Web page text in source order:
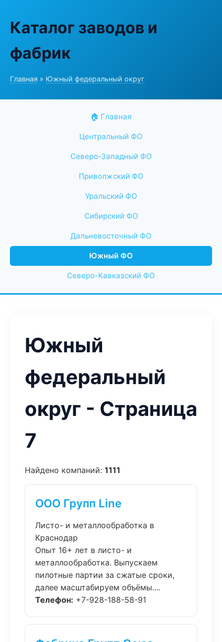
Каталог заводов и
фабрик
Главная » Южный федеральный округ
🏠 Главная
Центральный ФО
Северо-Западный ФО
Приволжский ФО
Уральский ФО
Сибирский ФО
Дальневосточный ФО
Южный ФО
Северо-Кавказский ФО
Южный
федеральный
округ - Страница
7
Найдено компаний: 1111
ООО Групп Line
Листо- и металлообработка в
Краснодар
Опыт 16+ лет в листо- и
металлообработка. Выпускаем
пилотные партии за сжатые сроки,
далее масштабируем объёмы....
Телефон: +7-928-188-58-91